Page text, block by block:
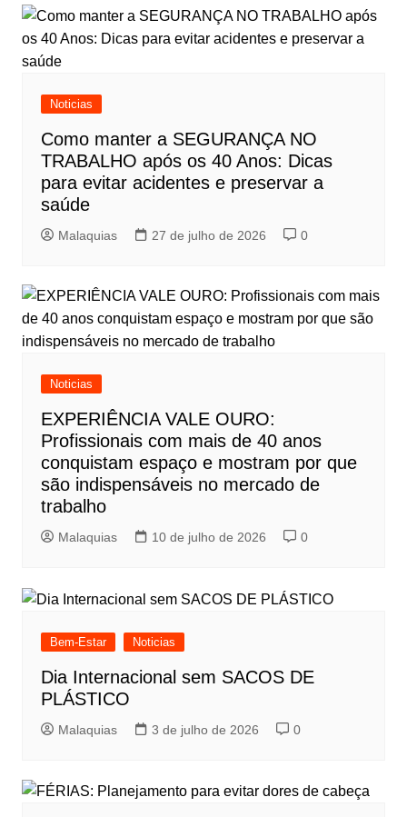
Noticias
Como manter a SEGURANÇA NO
TRABALHO após os 40 Anos: Dicas
para evitar acidentes e preservar a
saúde
Malaquias 27 de julho de 2026 0
Noticias
EXPERIÊNCIA VALE OURO:
Profissionais com mais de 40 anos
conquistam espaço e mostram por que
são indispensáveis no mercado de
trabalho
Malaquias 10 de julho de 2026 0
Bem-Estar Noticias
Dia Internacional sem SACOS DE
PLÁSTICO
Malaquias 3 de julho de 2026 0